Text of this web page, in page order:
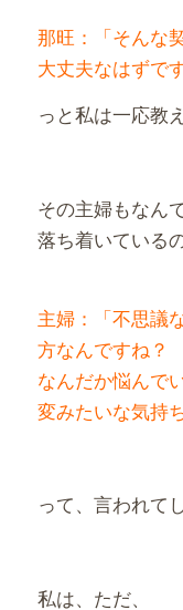
那旺：「そんな
大丈夫なはずで
っと私は一応教
その主婦もなん
落ち着いている
主婦：「不思議
方なんですね？
なんだか悩んで
変みたいな気持
って、言われて
私は、ただ、